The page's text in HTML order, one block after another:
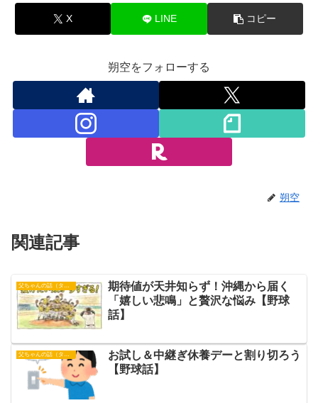
X LINE コピー
朔空をフォローする
朔空
関連記事
期待値が天井知らず！沖縄から届く
「嬉しい悲鳴」と贅沢な悩み【野球
話】
父ちゃんの話（タイガース）
お試し＆中継ぎ休養デーと割り切ろう
【野球話】